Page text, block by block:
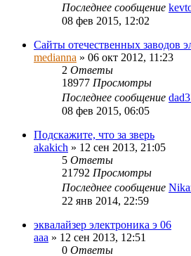
Последнее сообщение
08 фев 2015, 12:02
Сайты отечественных заводов
medianna » 06 окт 2012, 11:23
2 Ответы
18977 Просмотры
Последнее сообщение
08 фев 2015, 06:05
Подскажите, что за зверь
akakich » 12 сен 2013, 21:05
5 Ответы
21792 Просмотры
Последнее сообщение
22 янв 2014, 22:59
эквалайзер электроника э 06
ааа » 12 сен 2013, 12:51
0 Ответы